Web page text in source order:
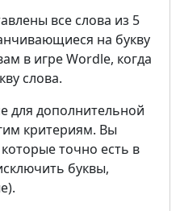
все слова из 5
на букву
в игре Wordle, когда
слова.
для дополнительной
критериям. Вы
точно есть в
буквы,